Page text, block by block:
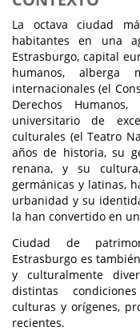
La octava ciudad
habitantes en una
Estrasburgo, capital
humanos, alberga
internacionales (el
Derechos
universitario de
culturales (el Teatro
años de historia, su
renana, y su
germánicas y latinas,
urbanidad y su
la han convertido en
Ciudad de
Estrasburgo es
y culturalmente
distintas
culturas y orígenes,
recientes.